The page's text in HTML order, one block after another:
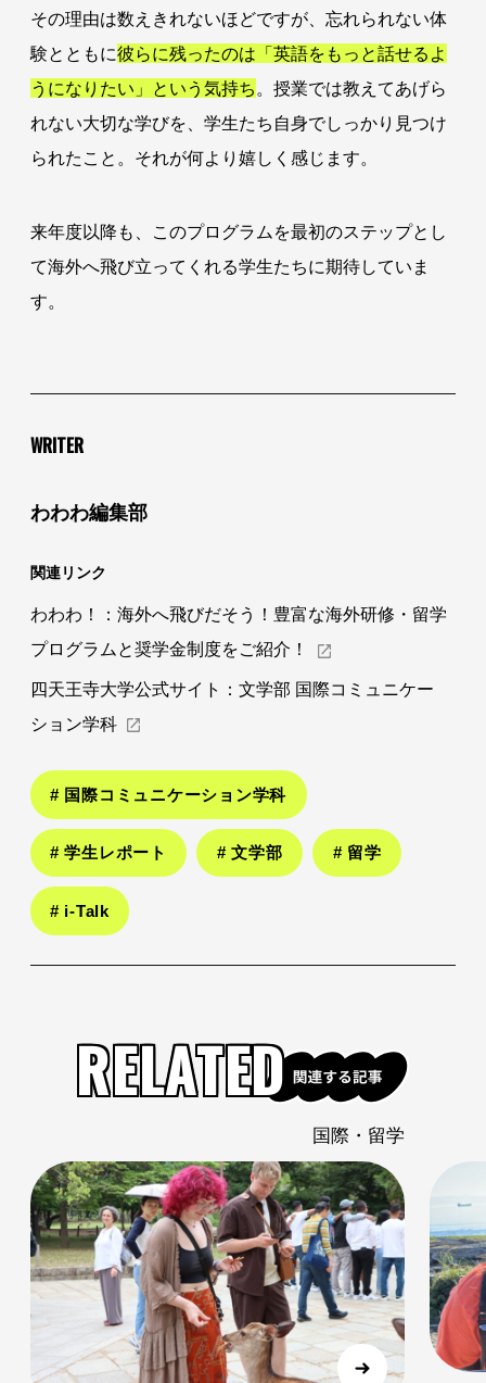
その理由は数えきれないほどですが、忘れられない体
験とともに彼らに残ったのは「英語をもっと話せるよ
うになりたい」という気持ち 。授業では教えてあげら
れない大切な学びを、学生たち自身でしっかり見つけ
られたこと。それが何より嬉しく感じます。
来年度以降も、このプログラムを最初のステップとし
て海外へ飛び立ってくれる学生たちに期待していま
す。
WRITER
わわわ編集部
関連リンク
わわわ！： 海外へ飛びだそう！豊富な海外研修・留学
プログラムと奨学金制度をご紹介！
四天王寺大学公式サイト： 文学部 国際コミュニケー
ション学科
# 国際コミュニケーション学科
# 学生レポート # 文学部 # 留学
# i-Talk
RELATED
国際・留学